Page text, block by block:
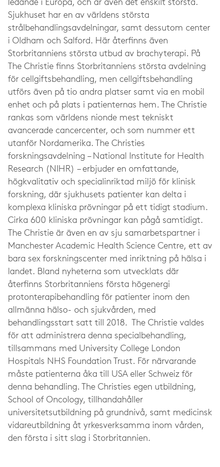
ledande i Europa, och är även det enskilt största.
Sjukhuset har en av världens största
strålbehandlingsavdelningar, samt dessutom center
i Oldham och Salford. Här återfinns även
Storbritanniens största utbud av brachyterapi. På
The Christie finns Storbritanniens största avdelning
för cellgiftsbehandling, men cellgiftsbehandling
utförs även på tio andra platser samt via en mobil
enhet och på plats i patienternas hem. The Christie
rankas som världens nionde mest tekniskt
avancerade cancercenter, och som nummer ett
utanför Nordamerika. The Christies
forskningsavdelning – National Institute for Health
Research (NIHR) – erbjuder en omfattande,
högkvalitativ och specialinriktad miljö för klinisk
forskning, där sjukhusets patienter kan delta i
komplexa kliniska prövningar på ett tidigt stadium.
Cirka 600 kliniska prövningar kan pågå samtidigt.
The Christie är även en av sju samarbetspartner i
Manchester Academic Health Science Centre, ett av
bara sex forskningscenter med inriktning på hälsa i
landet. Bland nyheterna som utvecklats där
återfinns Storbritanniens första högenergi
protonterapibehandling för patienter inom den
allmänna hälso- och sjukvården, med
behandlingsstart satt till 2018.
The Christie valdes
för att administrera denna specialbehandling,
tillsammans med University College London
Hospitals NHS Foundation Trust. För närvarande
måste patienterna åka till USA eller Schweiz för
denna behandling. The Christies egen utbildning,
School of Oncology, tillhandahåller
universitetsutbildning på grundnivå, samt medicinsk
vidareutbildning åt yrkesverksamma inom vården,
den första i sitt slag i Storbritannien.